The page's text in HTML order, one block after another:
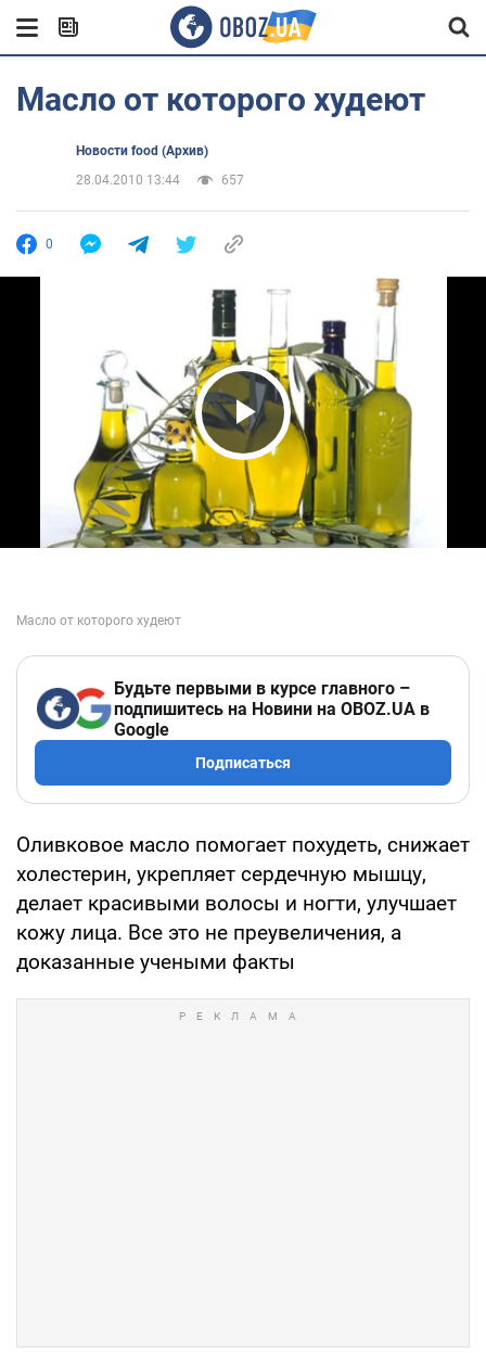
Масло от которого худеют
Новости food (Архив)
28.04.2010 13:44
657
0
Play Video
Будьте первыми в курсе главного –
подпишитесь на Новини на OBOZ.UA в
Google
Подписаться
Оливковое масло помогает похудеть, снижает
холестерин, укрепляет сердечную мышцу,
делает красивыми волосы и ногти, улучшает
кожу лица. Все это не преувеличения, а
доказанные учеными факты